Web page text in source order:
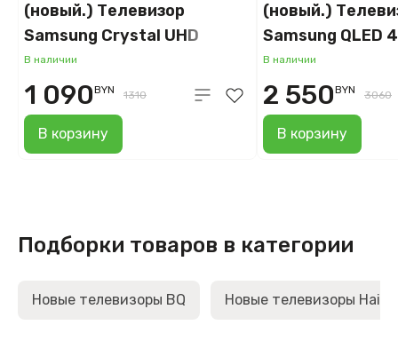
(новый.) Телевизор
Samsung Crystal UHD
DU7100 UE43DU7100UXRU
В наличии
В корзину
1 090BYN 1310
(новый.)
Samsung QLED
В наличии
В корзину
2 550BYN 3060
Подборки товаров в категории
Новые телевизоры BQ Новые телевизоры Haier